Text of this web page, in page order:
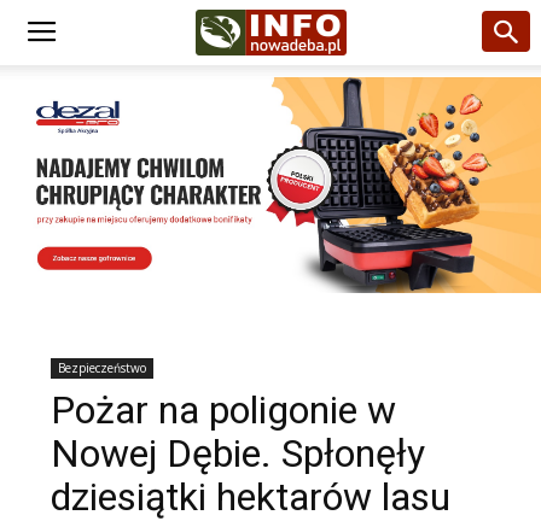
Bezpieczeństwo
Pożar na poligonie w
Nowej Dębie. Spłonęły
dziesiątki hektarów lasu